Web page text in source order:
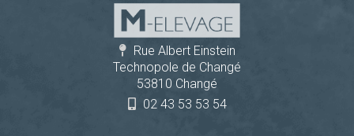
Rue Albert Einstein
Technopole de Changé
53810 Changé
02 43 53 53 54